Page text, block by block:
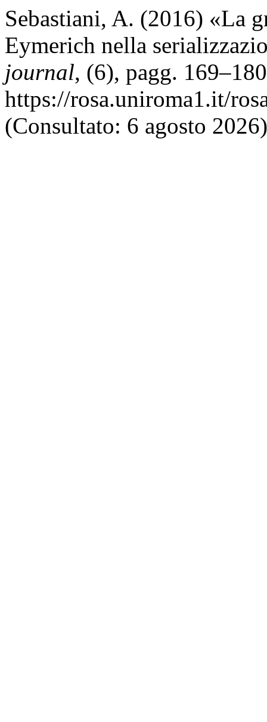
Sebastiani, A. (2016) «La
Eymerich nella
journal, (6), pagg.
https://rosa.uniroma1.it/
(Consultato: 6 agosto